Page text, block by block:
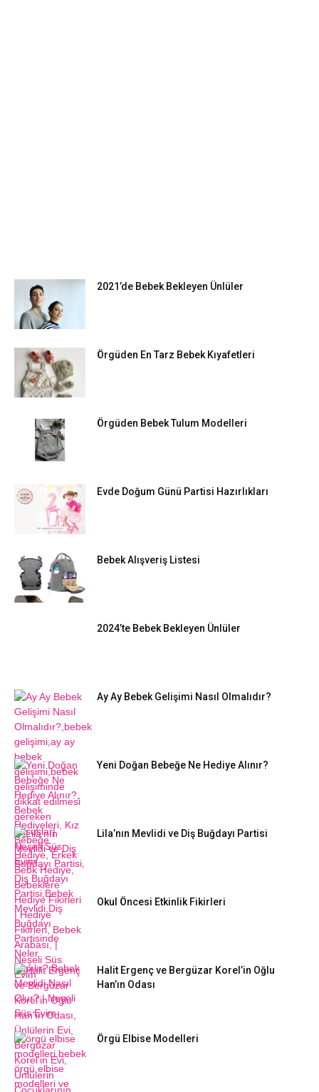
2021’de Bebek Bekleyen Ünlüler
Örgüden En Tarz Bebek Kıyafetleri
Örgüden Bebek Tulum Modelleri
Evde Doğum Günü Partisi Hazırlıkları
Bebek Alışveriş Listesi
2024’te Bebek Bekleyen Ünlüler
Ay Ay Bebek Gelişimi Nasıl Olmalıdır?
Yeni Doğan Bebeğe Ne Hediye Alınır?
Lila’nın Mevlidi ve Diş Buğdayı Partisi
Okul Öncesi Etkinlik Fikirleri
Halit Ergenç ve Bergüzar Korel’in Oğlu
Han’ın Odası
Örgü Elbise Modelleri